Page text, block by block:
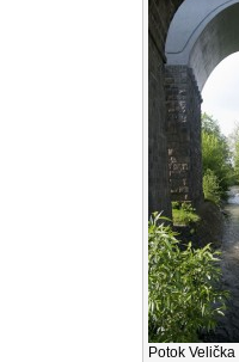
Potok Velička